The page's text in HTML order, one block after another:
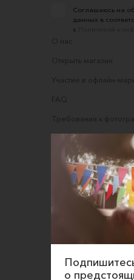
Соглашаюсь на
данных в
с
О нас
Открыть магазин
Участие в офлайн-
FAQ
Требования к
Обратная связь
Соглашение об
Правила сайта
Оферта для
Оферта для
Политика
о